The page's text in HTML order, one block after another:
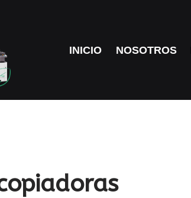
INICIO NOSOTROS